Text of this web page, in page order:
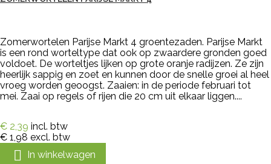
Zomerwortelen Parijse Markt 4 groentezaden. Parijse Markt
is een rond worteltype dat ook op zwaardere gronden goed
voldoet. De worteltjes lijken op grote oranje radijzen. Ze zijn
heerlijk sappig en zoet en kunnen door de snelle groei al heel
vroeg worden geoogst. Zaaien: in de periode februari tot
mei. Zaai op regels of rijen die 20 cm uit elkaar liggen....
€ 2,39 incl. btw
€ 1,98 excl. btw
 In winkelwagen